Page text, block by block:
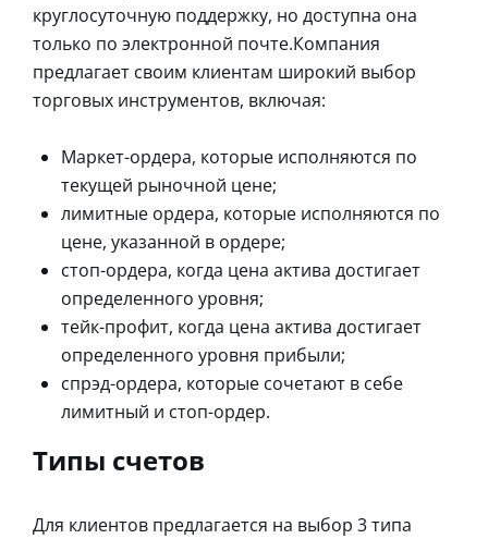
круглосуточную поддержку, но доступна она
только по электронной почте.Компания
предлагает своим клиентам широкий выбор
торговых инструментов, включая:
Маркет-ордера, которые исполняются по
текущей рыночной цене;
лимитные ордера, которые исполняются по
цене, указанной в ордере;
стоп-ордера, когда цена актива достигает
определенного уровня;
тейк-профит, когда цена актива достигает
определенного уровня прибыли;
спрэд-ордера, которые сочетают в себе
лимитный и стоп-ордер.
Типы счетов
Для клиентов предлагается на выбор 3 типа